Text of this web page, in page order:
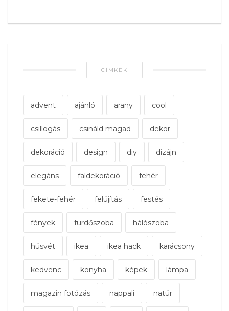
CÍMKÉK
advent ajánló arany cool
csillogás csináld magad dekor
dekoráció design diy dizájn
elegáns faldekoráció fehér
fekete-fehér felújítás festés
fények fürdőszoba hálószoba
húsvét ikea ikea hack karácsony
kedvenc konyha képek lámpa
magazin fotózás nappali natúr